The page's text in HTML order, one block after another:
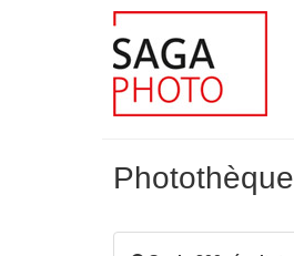
Photothèque